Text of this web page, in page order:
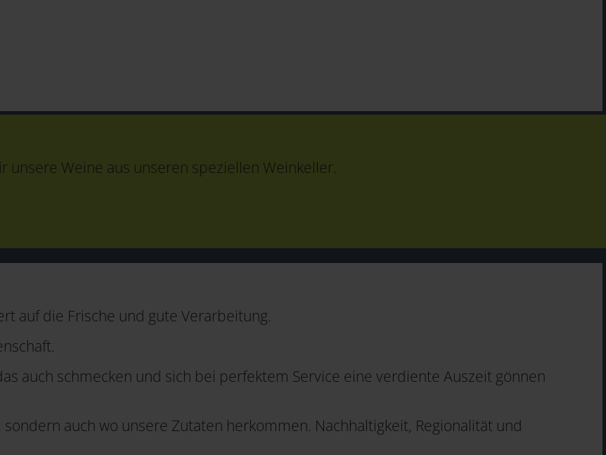
Weine aus unseren speziellen Weinkeller.
auf die Frische und gute Verarbeitung.
auch schmecken und sich bei perfektem Service eine verdiente Auszeit gönnen
auch wo unsere Zutaten herkommen. Nachhaltigkeit, Regionalität und